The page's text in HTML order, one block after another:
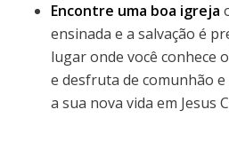
Encontre uma boa igreja
ensinada e a salvação é
lugar onde você conhece
e desfruta de comunhão
a sua nova vida em Jesus